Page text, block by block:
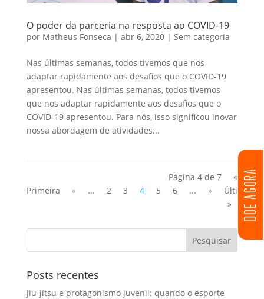
DOE AGORA
O poder da parceria na resposta ao COVID-19
por Matheus Fonseca | abr 6, 2020| Sem categoria
Nas últimas semanas, todos tivemos que nos
adaptar rapidamente aos desafios que o COVID-19
apresentou. Nas últimas semanas, todos tivemos
que nos adaptar rapidamente aos desafios que o
COVID-19 apresentou. Para nós, isso significou inovar
nossa abordagem de atividades...
Página 4 de 7
«
Primeira
« ... 2 3 4 5 6 ... »
Última
»
Posts recentes
Jiu-jítsu e protagonismo juvenil: quando o esporte